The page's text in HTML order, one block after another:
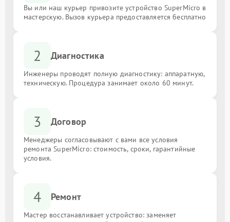
Вы или наш курьер привозите устройство SuperMicro в
мастерскую. Вызов курьера предоставляется бесплатно
2 Диагностика
Инженеры проводят полную диагностику: аппаратную,
техническую. Процедура занимает около 60 минут.
3 Договор
Менеджеры согласовывают с вами все условия
ремонта SuperMicro: стоимость, сроки, гарантийные
условия.
4 Ремонт
Мастер восстанавливает устройство: заменяет